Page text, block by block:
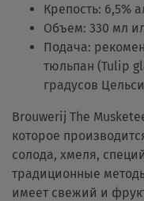
Крепость: 6,5%
Объем: 330 мл
Подача:
тюльпан (Tulip
градусов
Brouwerij The
которое
солода, хмеля,
традиционные
имеет свежий и